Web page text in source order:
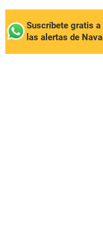
Suscríbete gratis a
las alertas de